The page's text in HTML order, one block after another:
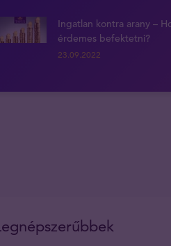
Ingatlan kontra arany –
érdemes befektetni?
23.09.2022